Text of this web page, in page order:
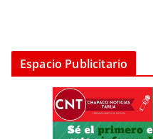
Espacio Publicitario